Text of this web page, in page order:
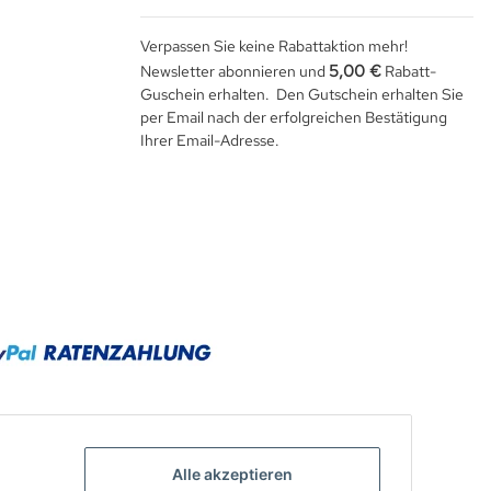
Alle akzeptieren
Verpassen Sie keine Rabattaktion mehr!
Newsletter abonnieren und 5,00 € Rabatt-
Guschein erhalten. Den Gutschein erhalten Sie
per Email nach der erfolgreichen Bestätigung
Ihrer Email-Adresse.